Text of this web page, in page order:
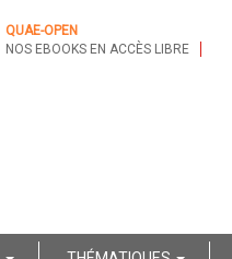
QUAE-OPEN
NOS EBOOKS EN ACCÈS LIBRE